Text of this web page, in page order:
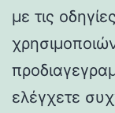
με τις
ελέγχετε